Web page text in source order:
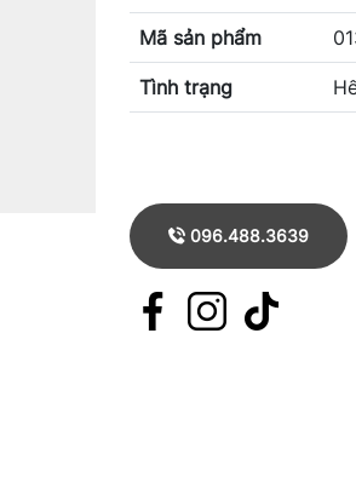
Mã sản phẩm
Tình trạng
096.488.3639